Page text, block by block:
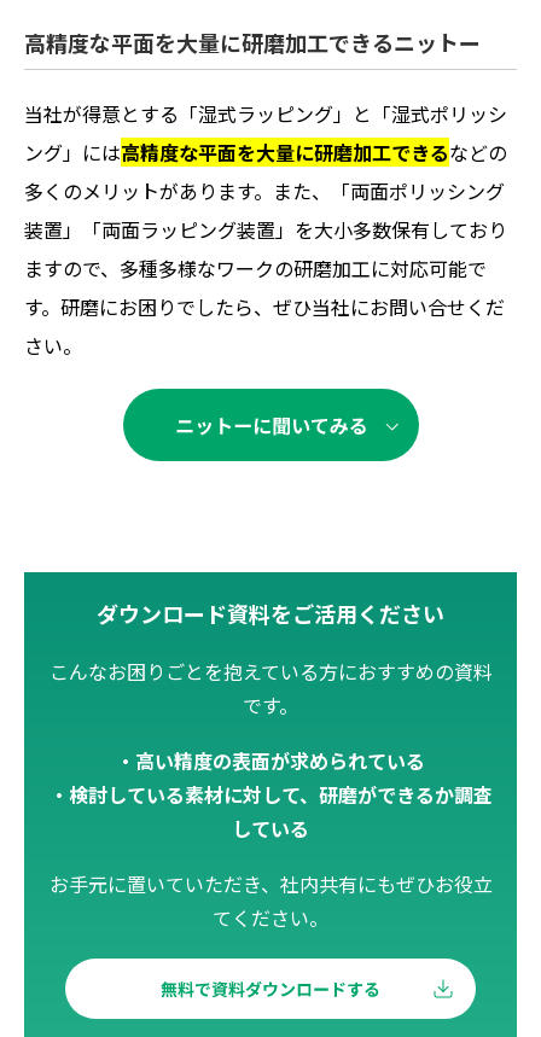
高精度な平面を大量に研磨加工できるニットー
当社が得意とする 「湿式ラッピング」 と 「湿式ポリッシ
ング」 には高精度な平面を大量に研磨加工できるなどの
多くのメリットがあります。また、「両面ポリッシング
装置」「両面ラッピング装置」を大小多数保有しており
ますので、多種多様なワークの研磨加工に対応可能で
す。研磨にお困りでしたら、ぜひ当社にお問い合せくだ
さい。
ダウンロード資料をご活用ください
こんなお困りごとを抱えている方におすすめの資料
です。
・高い精度の表面が求められている
・検討している素材に対して、研磨ができるか調査
している
お手元に置いていただき、社内共有にもぜひお役立
てください。